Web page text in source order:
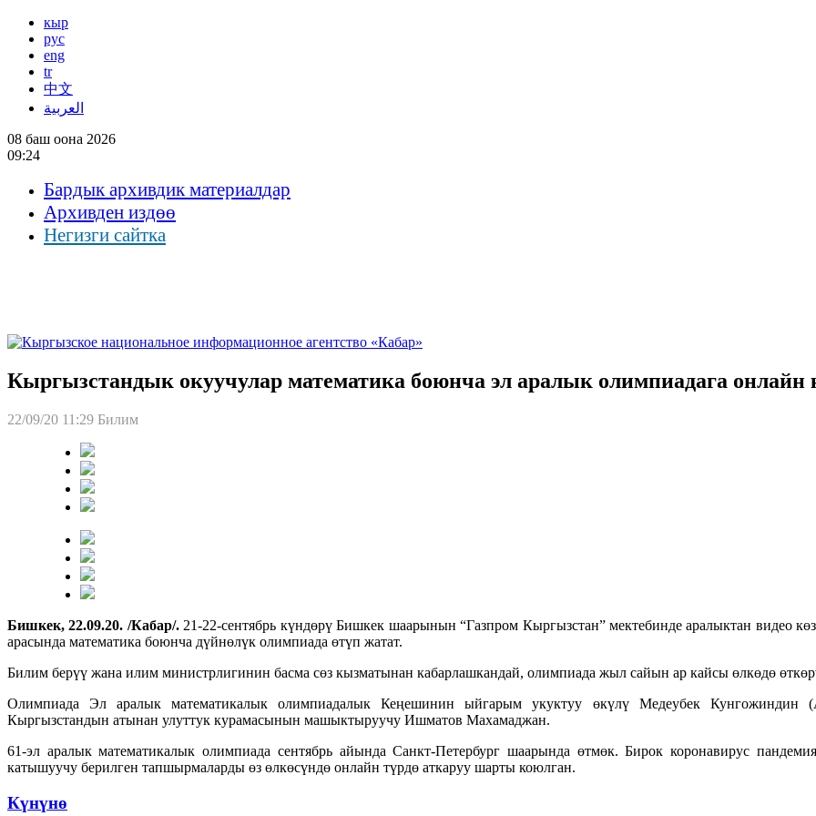
кыр
рус
eng
tr
中文
العربية
08 баш оона 2026
09:24
Бардык архивдик материалдар
Архивден издөө
Негизги сайтка
Кыргызстандык окуучулар математика боюнча эл аралык олимпиадага онлайн
22/09/20 11:29 Билим
Бишкек, 22.09.20. /Кабар/.21-22-сентябрь күндөрү Бишкек шаарынын “Газпром Кыргызстан” мектебинде аралыктан видео
арасында математика боюнча дүйнөлүк олимпиада өтүп жатат.
Билим берүү жана илим министрлигинин басма сөз кызматынан кабарлашкандай, олимпиада жыл сайын ар кайсы өлкөдө
Олимпиада Эл аралык математикалык олимпиадалык Кеңешинин ыйгарым укуктуу өкүлү Медеубек Кунгожиндин
Кыргызстандын атынан улуттук курамасынын машыктыруучу Ишматов Махамаджан.
61-эл аралык математикалык олимпиада сентябрь айында Санкт-Петербург шаарында өтмөк. Бирок коронавирус
катышуучу берилген тапшырмаларды өз өлкөсүндө онлайн түрдө аткаруу шарты коюлган.
Күнүнө